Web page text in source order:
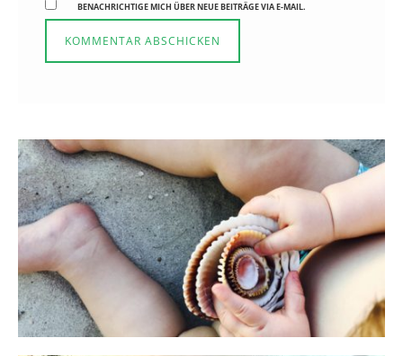
BENACHRICHTIGE MICH ÜBER NEUE BEITRÄGE VIA E-MAIL.
Reisen in der Elternzeit
16. SEPTEMBER 2019